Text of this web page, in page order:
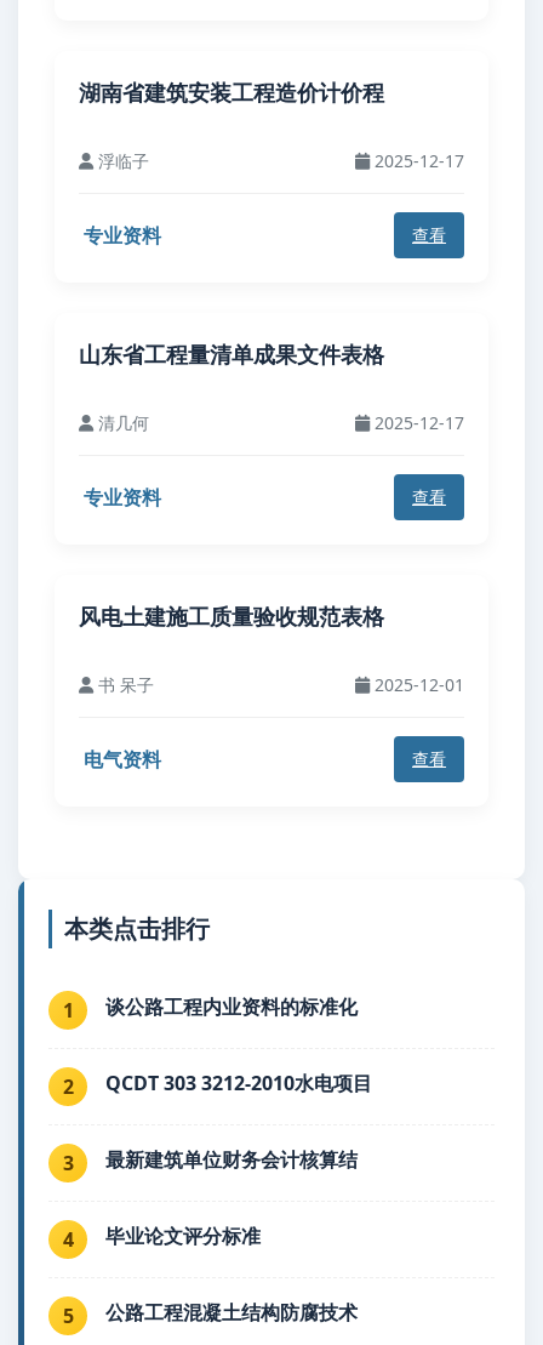
湖南省建筑安装工程造价计价程
浮临子 2025-12-17
专业资料 查看
山东省工程量清单成果文件表格
清几何 2025-12-17
专业资料 查看
风电土建施工质量验收规范表格
书 呆子 2025-12-01
电气资料 查看
本类点击排行
1 谈公路工程内业资料的标准化
2 QCDT 303 3212-2010水电项目
3 最新建筑单位财务会计核算结
4 毕业论文评分标准
5 公路工程混凝土结构防腐技术